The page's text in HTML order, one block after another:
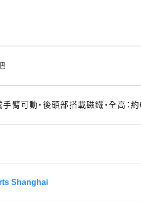
臂可動・後頭部搭載磁鐵・全高：
Shanghai